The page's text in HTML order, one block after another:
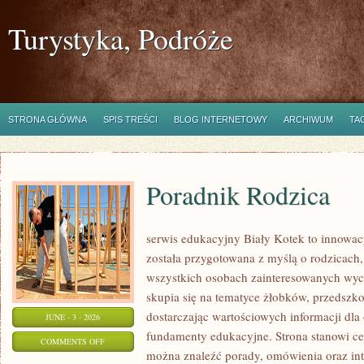
Turystyka, Podróże
STRONA GŁÓWNA SPIS TREŚCI BLOG INTERNETOWY ARCHIWUM
JUNE - 3 - 2026
COMMENTS OFFON
Poradnik Rodzica
serwis edukacyjny Biały Kotek to
została przygotowana z myślą o
wszystkich osobach zainteresowanych
skupia się na tematyce żłobków,
dostarczając wartościowych informacji
fundamenty edukacyjne. Strona stanowi
można znaleźć porady, omówienia oraz